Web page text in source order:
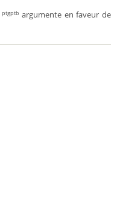
ptgptb argumente en faveur de